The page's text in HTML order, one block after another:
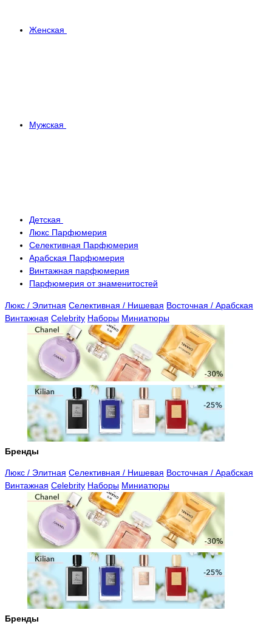
Женская
Мужская
Детская
Люкс Парфюмерия
Селективная Парфюмерия
Арабская Парфюмерия
Винтажная парфюмерия
Парфюмерия от знаменитостей
Люкс / Элитная Селективная / Нишевая Восточная / Арабская
Винтажная Celebrity Наборы Миниатюры
Бренды
Люкс / Элитная Селективная / Нишевая Восточная / Арабская
Винтажная Celebrity Наборы Миниатюры
Бренды